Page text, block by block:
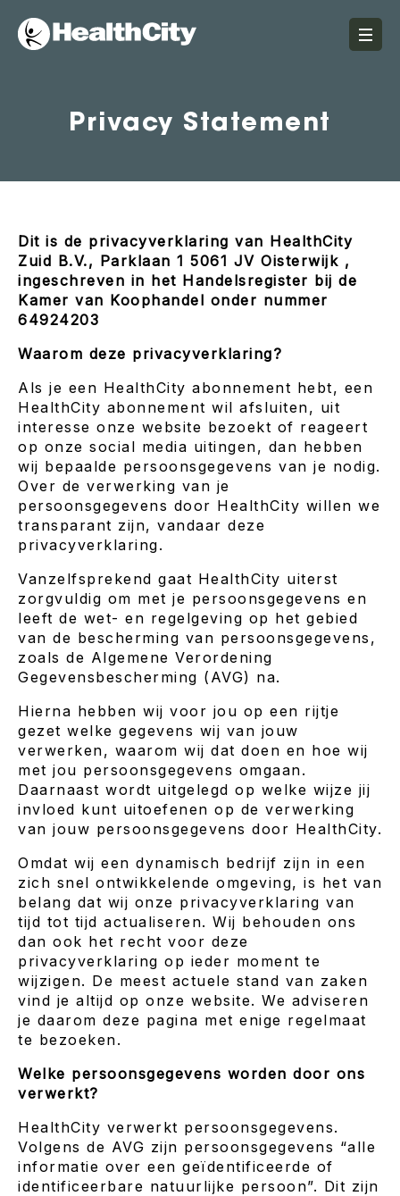
Privacy Statement
Dit is de privacyverklaring van HealthCity
Zuid B.V., Parklaan 1 5061 JV Oisterwijk ,
ingeschreven in het Handelsregister bij de
Kamer van Koophandel onder nummer
64924203
Waarom deze privacyverklaring?
Als je een HealthCity abonnement hebt, een
HealthCity abonnement wil afsluiten, uit
interesse onze website bezoekt of reageert
op onze social media uitingen, dan hebben
wij bepaalde persoonsgegevens van je nodig.
Over de verwerking van je
persoonsgegevens door HealthCity willen we
transparant zijn, vandaar deze
privacyverklaring.
Vanzelfsprekend gaat HealthCity uiterst
zorgvuldig om met je persoonsgegevens en
leeft de wet- en regelgeving op het gebied
van de bescherming van persoonsgegevens,
zoals de Algemene Verordening
Gegevensbescherming (AVG) na.
Hierna hebben wij voor jou op een rijtje
gezet welke gegevens wij van jouw
verwerken, waarom wij dat doen en hoe wij
met jou persoonsgegevens omgaan.
Daarnaast wordt uitgelegd op welke wijze jij
invloed kunt uitoefenen op de verwerking
van jouw persoonsgegevens door HealthCity.
Omdat wij een dynamisch bedrijf zijn in een
zich snel ontwikkelende omgeving, is het van
belang dat wij onze privacyverklaring van
tijd tot tijd actualiseren. Wij behouden ons
dan ook het recht voor deze
privacyverklaring op ieder moment te
wijzigen. De meest actuele stand van zaken
vind je altijd op onze website. We adviseren
je daarom deze pagina met enige regelmaat
te bezoeken.
Welke persoonsgegevens worden door ons
verwerkt?
HealthCity verwerkt persoonsgegevens.
Volgens de AVG zijn persoonsgegevens “alle
informatie over een geïdentificeerde of
identificeerbare natuurlijke persoon”. Dit zijn